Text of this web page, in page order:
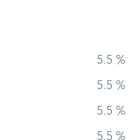
5.5 %
5.5 %
5.5 %
5.5 %